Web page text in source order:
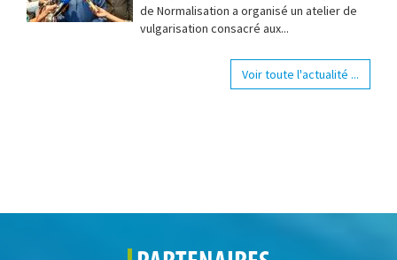
de Normalisation a organisé un atelier de
vulgarisation consacré aux...
Voir toute l'actualité ...